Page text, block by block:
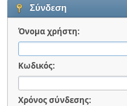
Σύνδεση
Όνομα χρήστη:
Κωδικός:
Χρόνος σύνδεσης: